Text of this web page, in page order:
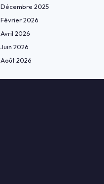
Décembre 2025
Février 2026
Avril 2026
Juin 2026
Août 2026